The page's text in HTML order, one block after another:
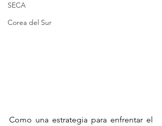
SECA
Corea del Sur
Como una estrategia para enfrentar el